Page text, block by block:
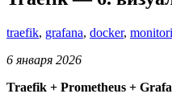
traefik, grafana, docker,
6 января 2026
Traefik + Prometheus +